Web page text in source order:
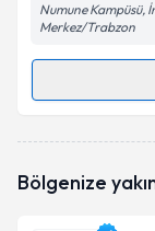
Numune Kampüsü,
Merkez/Trabzon
oluşturun.
Bölgenize